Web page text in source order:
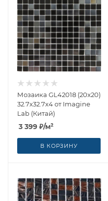
Мозаика GL42018 (20x20)
32.7x32.7x4 от Imagine
Lab (Китай)
3 399 ₽/м²
В КОРЗИНУ